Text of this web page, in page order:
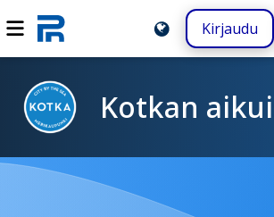
Kirjaudu
Kotkan